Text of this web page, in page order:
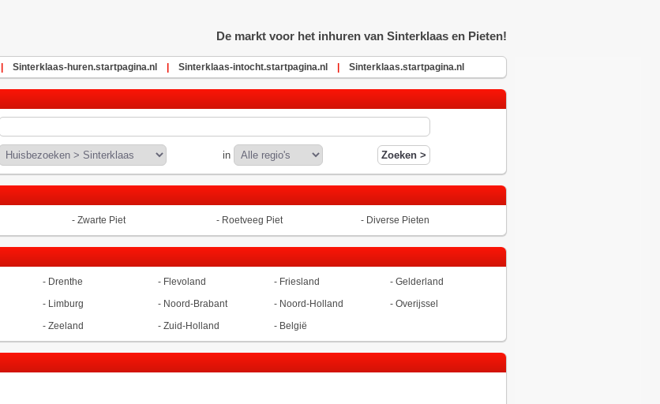
De markt voor het inhuren van Sinterklaas en Pieten!
Sinterklaas-huren.startpagina.nl Sinterklaas-intocht.startpagina.nl Sinterklaas.startpagina.nl
in
- Zwarte Piet - Roetveeg Piet - Diverse Pieten
- Drenthe - Flevoland - Friesland - Gelderland
- Limburg - Noord-Brabant - Noord-Holland - Overijssel
- Zeeland - Zuid-Holland - België